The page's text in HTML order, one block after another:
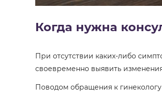
Когда нужна
При отсутствии каких-либо
своевременно выявить
Поводом обращения к